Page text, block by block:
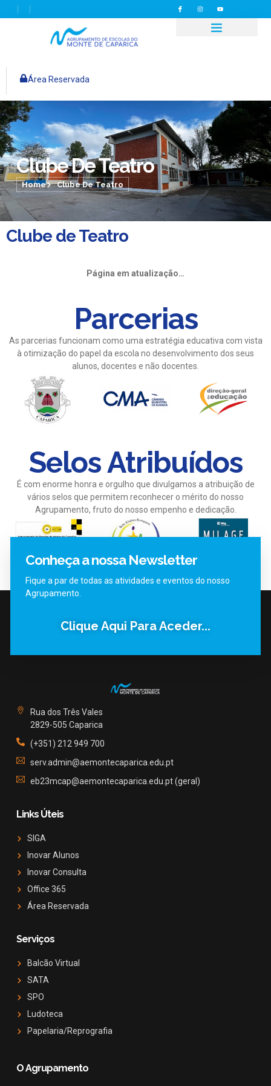
Área Reservada
Clube De Teatro
Home Clube De Teatro
Clube de Teatro
Página em atualização…
Parcerias
As parcerias funcionam como uma estratégia educativa com vista
à otimização do papel da escola no desenvolvimento dos seus
alunos, docentes e não docentes.
Selos Atribuídos
É com enorme honra e orgulho que divulgamos a atribuição de
vários selos que permitem reconhecer o mérito do nosso
Agrupamento, fruto do nosso empenho e dedicação.
Conheça a nossa Newsletter
Fique a par de todas as atividades e eventos do nosso
Agrupamento.
Clique Aqui Para Aceder...
Rua dos Três Vales
2829-505 Caparica
(+351) 212 949 700
serv.admin@aemontecaparica.edu.pt
eb23mcap@aemontecaparica.edu.pt (geral)
Links Úteis
SIGA
Inovar Alunos
Inovar Consulta
Office 365
Área Reservada
Serviços
Balcão Virtual
SATA
SPO
Ludoteca
Papelaria/Reprografia
O Agrupamento